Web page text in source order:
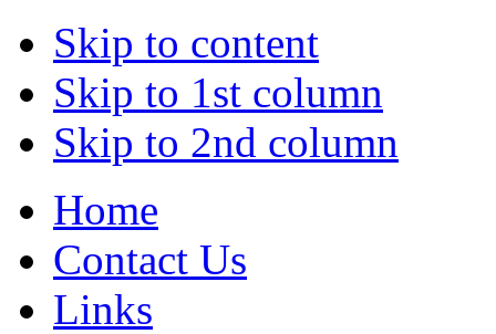
Skip to content
Skip to 1st column
Skip to 2nd column
Home
Contact Us
Links